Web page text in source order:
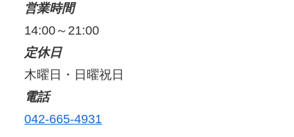
営業時間
14:00～21:00
定休日
木曜日・日曜祝日
電話
042-665-4931